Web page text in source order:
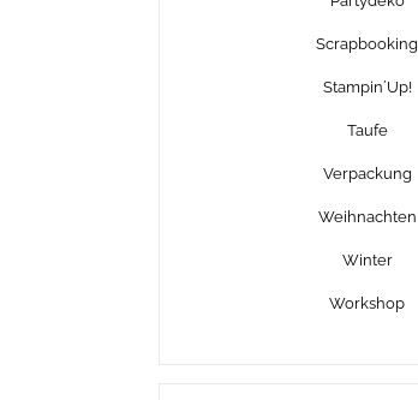
Scrapbooking
Stampin´Up!
Taufe
Verpackung
Weihnachten
Winter
Workshop